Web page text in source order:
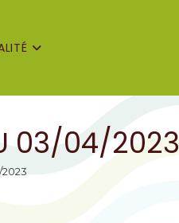
03/04/2023